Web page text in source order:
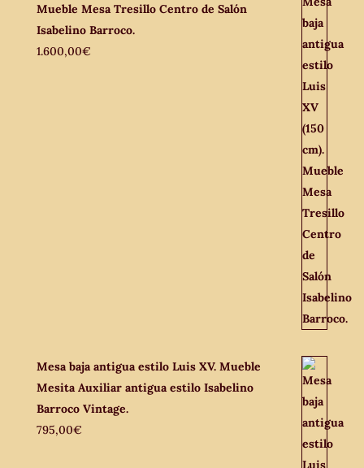
Mueble Mesa Tresillo Centro de Salón
Isabelino Barroco.
1.600,00€
Mesa baja antigua estilo Luis XV. Mueble
Mesita Auxiliar antigua estilo Isabelino
Barroco Vintage.
795,00€